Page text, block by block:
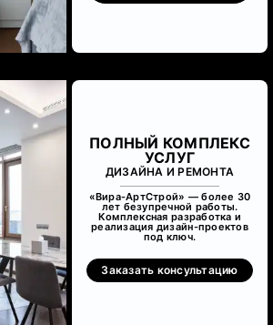
ПОЛНЫЙ КОМПЛЕКС
УСЛУГ
ДИЗАЙНА И РЕМОНТА
«Вира-АртСтрой» — более 30
лет безупречной работы.
Комплексная разработка и
реализация дизайн-проектов
под ключ.
Заказать консультацию